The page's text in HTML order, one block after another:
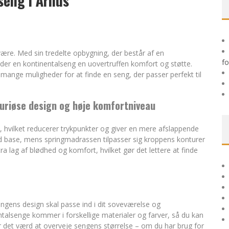
HUDFORBEDRING
Med sin tredelte opbygning, der består af en
en kontinentalseng en uovertruffen komfort og støtte.
muligheder for at finde en seng, der passer perfekt til
design og høje komfortniveau
reducerer trykpunkter og giver en mere afslappende
mens springmadrassen tilpasser sig kroppens konturer
lag af blødhed og komfort, hvilket gør det lettere at finde
design skal passe ind i dit soveværelse og
kommer i forskellige materialer og farver, så du kan
værd at overveje sengens størrelse – om du har brug for